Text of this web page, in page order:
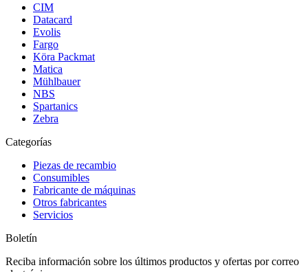
CIM
Datacard
Evolis
Fargo
Köra Packmat
Matica
Mühlbauer
NBS
Spartanics
Zebra
Categorías
Piezas de recambio
Consumibles
Fabricante de máquinas
Otros fabricantes
Servicios
Boletín
Reciba información sobre los últimos productos y ofertas por correo